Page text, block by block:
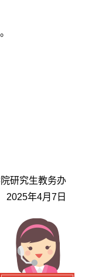
研究生教务办
2025年4月7日